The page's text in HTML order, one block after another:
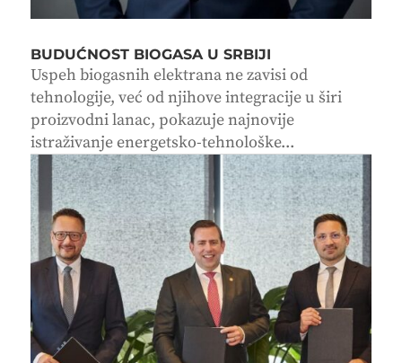
BUDUĆNOST BIOGASA U SRBIJI
Uspeh biogasnih elektrana ne zavisi od
tehnologije, već od njihove integracije u širi
proizvodni lanac, pokazuje najnovije
istraživanje energetsko-tehnološke...